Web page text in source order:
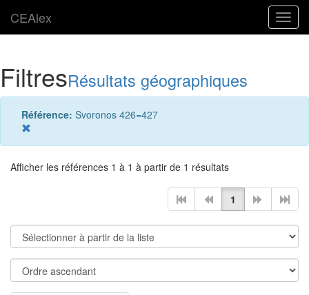
CEAlex
FiltresRésultats géographiques
Référence: Svoronos 426=427
Afficher les références 1 à 1 à partir de 1 résultats
1